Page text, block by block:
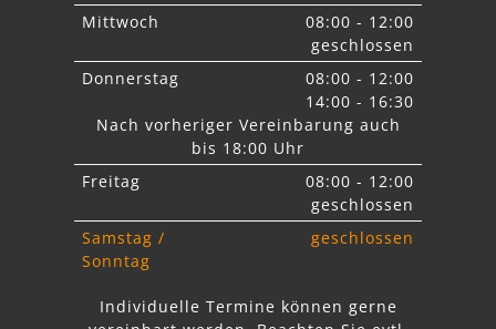
Mittwoch
08:00 - 12:00
geschlossen
Donnerstag
08:00 - 12:00
14:00 - 16:30
Nach vorheriger Vereinbarung auch
bis 18:00 Uhr
Freitag
08:00 - 12:00
geschlossen
Samstag /
Sonntag
geschlossen
Individuelle Termine können gerne